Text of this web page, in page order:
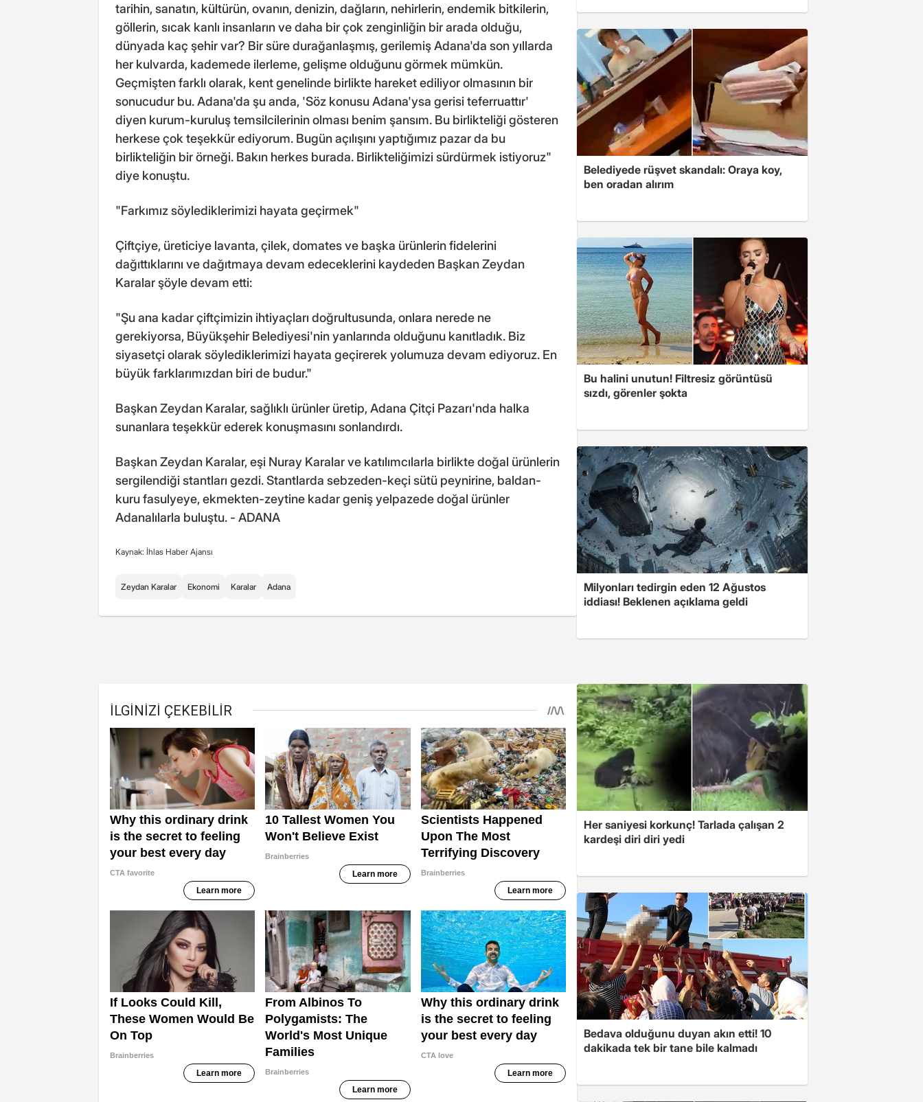
tarihin, sanatın, kültürün, ovanın, denizin, dağların, nehirlerin, endemik bitkilerin,
göllerin, sıcak kanlı insanların ve daha bir çok zenginliğin bir arada olduğu,
dünyada kaç şehir var? Bir süre durağanlaşmış, gerilemiş Adana'da son yıllarda
her kulvarda, kademede ilerleme, gelişme olduğunu görmek mümkün.
Geçmişten farklı olarak, kent genelinde birlikte hareket ediliyor olmasının bir
sonucudur bu. Adana'da şu anda, 'Söz konusu Adana'ysa gerisi teferruattır'
diyen kurum-kuruluş temsilcilerinin olması benim şansım. Bu birlikteliği gösteren
herkese çok teşekkür ediyorum. Bugün açılışını yaptığımız pazar da bu
birlikteliğin bir örneği. Bakın herkes burada. Birlikteliğimizi sürdürmek istiyoruz"
diye konuştu.
"Farkımız söylediklerimizi hayata geçirmek"
Çiftçiye, üreticiye lavanta, çilek, domates ve başka ürünlerin fidelerini
dağıttıklarını ve dağıtmaya devam edeceklerini kaydeden Başkan Zeydan
Karalar şöyle devam etti:
"Şu ana kadar çiftçimizin ihtiyaçları doğrultusunda, onlara nerede ne
gerekiyorsa, Büyükşehir Belediyesi'nin yanlarında olduğunu kanıtladık. Biz
siyasetçi olarak söylediklerimizi hayata geçirerek yolumuza devam ediyoruz. En
büyük farklarımızdan biri de budur."
Başkan Zeydan Karalar, sağlıklı ürünler üretip, Adana Çitçi Pazarı'nda halka
sunanlara teşekkür ederek konuşmasını sonlandırdı.
Başkan Zeydan Karalar, eşi Nuray Karalar ve katılımcılarla birlikte doğal ürünlerin
sergilendiği stantları gezdi. Stantlarda sebzeden-keçi sütü peynirine, baldan-
kuru fasulyeye, ekmekten-zeytine kadar geniş yelpazede doğal ürünler
Adanalılarla buluştu. - ADANA
Kaynak: İhlas Haber Ajansı
Zeydan Karalar Ekonomi Karalar Adana
Belediyede rüşvet skandalı: Oraya koy,
ben oradan alırım
Bu halini unutun! Filtresiz görüntüsü
sızdı, görenler şokta
Milyonları tedirgin eden 12 Ağustos
iddiası! Beklenen açıklama geldi
Her saniyesi korkunç! Tarlada çalışan 2
kardeşi diri diri yedi
Bedava olduğunu duyan akın etti! 10
dakikada tek bir tane bile kalmadı